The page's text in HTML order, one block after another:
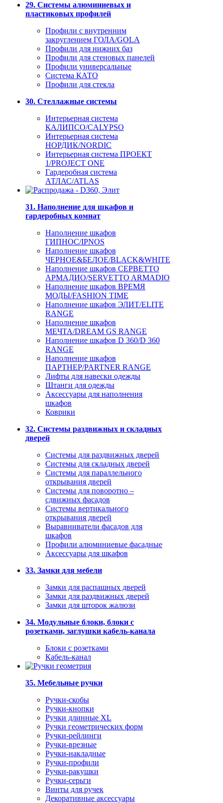
29. Системы алюминиевых и
пластиковых профилей
Профили с внутренним
закруглением ГОЛА/GOLA
Профили для нижних баз
Профили для стеновых панелей
Профили универсальные
Система КАТО
Профили для стекла
30. Стеллажные системы
Интерьерная система
КАЛИПСО/CALYPSO
Интерьерная система
НОРДИК/NORDIC
Интерьерная система ПРОЕКТ
1/PROJECT ONE
Гардеробная система
АТЛАС/ATLAS
31. Наполнение для шкафов и
гардеробных комнат
Наполнение шкафов
ГИПНОС/IPNOS
Наполнение шкафов
ЧЕРНОЕ&БЕЛОЕ/BLACK&WHITE
Наполнение шкафов СЕРВЕТТО
АРМАДИО/SERVETTO ARMADIO
Наполнение шкафов ВРЕМЯ
МОДЫ/FASHION TIME
Наполнение шкафов ЭЛИТ/ELITE
RANGE
Наполнение шкафов
МЕЧТА/DREAM GS RANGE
Наполнение шкафов D 360/D 360
RANGE
Наполнение шкафов
ПАРТНЕР/PARTNER RANGE
Лифты для навески одежды
Штанги для одежды
Аксессуары для наполнения
шкафов
Коврики
32. Системы раздвижных и складных
дверей
Системы для раздвижных дверей
Системы для складных дверей
Системы для параллельного
открывания дверей
Системы для поворотно –
сдвижных фасадов
Системы вертикального
открывания дверей
Выравниватели фасадов для
шкафов
Профили алюминиевые фасадные
Аксессуары для шкафов
33. Замки для мебели
Замки для распашных дверей
Замки для раздвижных дверей
Замки для шторок жалюзи
34. Модульные блоки, блоки с
розетками, заглушки кабель-канала
Блоки с розетками
Кабель-канал
35. Мебельные ручки
Ручки-скобы
Ручки-кнопки
Ручки длинные XL
Ручки геометрических форм
Ручки-рейлинги
Ручки-врезные
Ручки-накладные
Ручки-профили
Ручки-ракушки
Ручки-серьги
Винты для ручек
Декоративные аксессуары